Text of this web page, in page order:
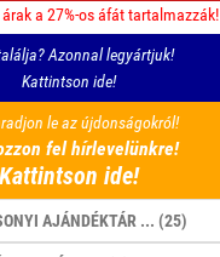
a 27%-os áfát tartalmazzák!
Azonnal legyártjuk!
Kattintson ide!
le az újdonságokról!
fel hírlevelünkre!
Kattintson ide!
AJÁNDÉKTÁR ... (25)